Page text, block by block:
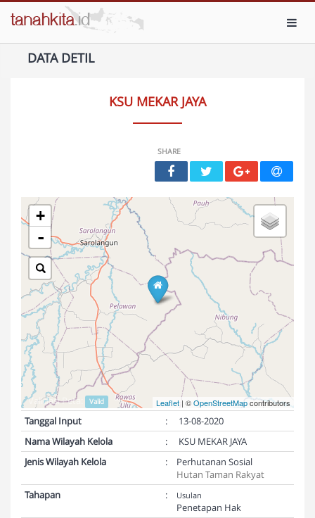
DATA DETIL
KSU MEKAR JAYA
SHARE
+
-
Leaflet | ©OpenStreetMapcontributors
Validasi Peta: Valid
Tanggal Input :
13-08-2020
Nama Wilayah Kelola
:
KSU MEKAR JAYA
Jenis Wilayah Kelola
:
Perhutanan Sosial
Hutan Taman Rakyat
Tahapan
: Usulan
Penetapan Hak